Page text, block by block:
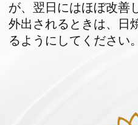
が、翌日にはほぼ改善
外出されるときは、日
るようにしてください。